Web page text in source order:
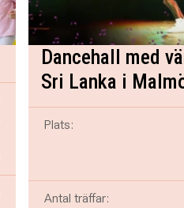
Dancehall med
Sri Lanka i
Plats:
Antal träffar: